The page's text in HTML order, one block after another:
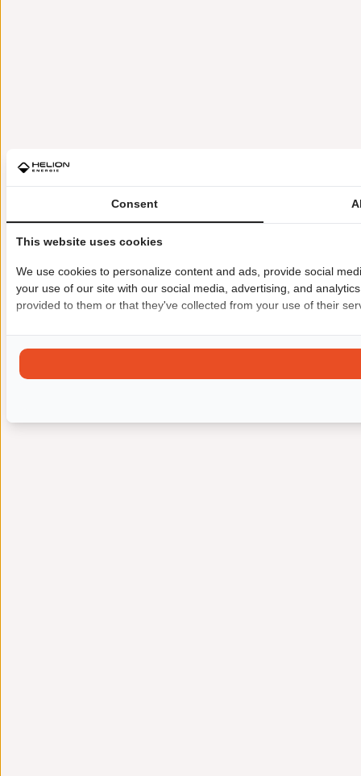
Consent
This website uses cookies
We use cookies to personalize content and ads, provide social
your use of our site with our social media, advertising, and
provided to them or that they've collected from your use of their